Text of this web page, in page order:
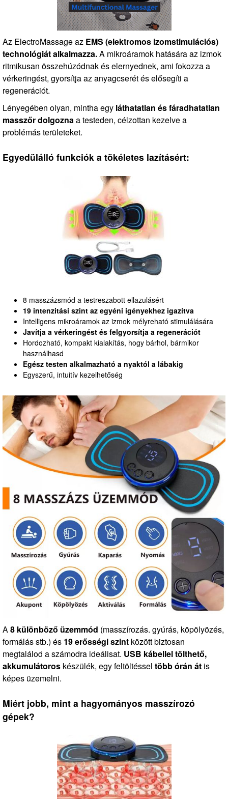
Az ElectroMassage az EMS (elektromos izomstimulációs)
technológiát alkalmazza.A mikroáramok hatására az izmok
ritmikusan összehúzódnak és elernyednek, ami fokozza a
vérkeringést, gyorsítja az anyagcserét és elősegíti a
regenerációt.
Lényegében olyan, mintha egy láthatatlan és fáradhatatlan
masszőr dolgoznaa testeden, célzottan kezelve a
problémás területeket.
Egyedülálló funkciók a tökéletes lazításért:
8 masszázsmód a testreszabott ellazulásért
19 intenzitási szint az egyéni igényekhez igazítva
Intelligens mikroáramok az izmok mélyreható stimulálására
Javítja a vérkeringést és felgyorsítja a regenerációt
Hordozható, kompakt kialakítás, hogy bárhol, bármikor
használhasd
Egész testen alkalmazható a nyaktól a lábakig
Egyszerű, intuitív kezelhetőség
A8 különböző üzemmód (masszírozás. gyúrás, köpölyözés,
formálás stb.) és 19 erősségi szint között biztosan
megtalálod a számodra ideálisat. USB kábellel tölthető,
akkumulátoros készülék, egy feltöltéssel több órán át is
képes üzemelni.
Miért jobb, mint a hagyományos masszírozó
gépek?